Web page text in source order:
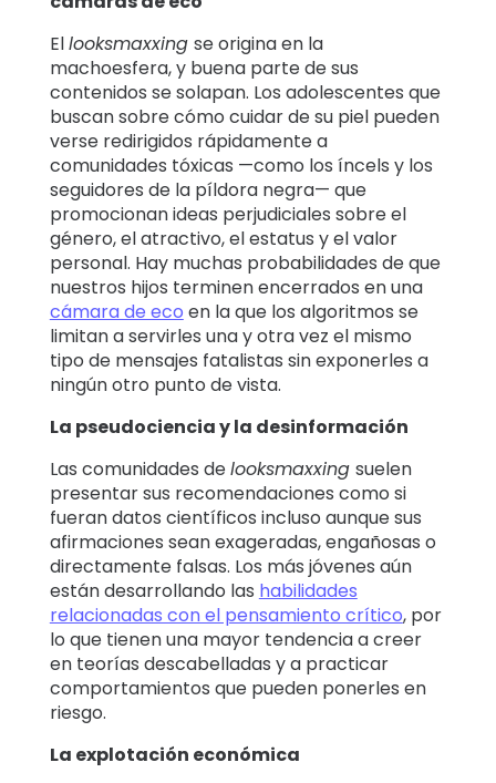
Ellooksmaxxing se origina en la
machoesfera, y buena parte de sus
contenidos se solapan. Los adolescentes que
buscan sobre cómo cuidar de su piel pueden
verse redirigidos rápidamente a
comunidades tóxicas —como los íncels y los
seguidores de la píldora negra— que
promocionan ideas perjudiciales sobre el
género, el atractivo, el estatus y el valor
personal. Hay muchas probabilidades de que
nuestros hijos terminen encerrados en una
cámara de eco en la que los algoritmos se
limitan a servirles una y otra vez el mismo
tipo de mensajes fatalistas sin exponerles a
ningún otro punto de vista.
La pseudociencia y la desinformación
Las comunidades delooksmaxxing suelen
presentar sus recomendaciones como si
fueran datos científicos incluso aunque sus
afirmaciones sean exageradas, engañosas o
directamente falsas. Los más jóvenes aún
están desarrollando las habilidades
relacionadas con el pensamiento crítico, por
lo que tienen una mayor tendencia a creer
en teorías descabelladas y a practicar
comportamientos que pueden ponerles en
riesgo.
La explotación económica